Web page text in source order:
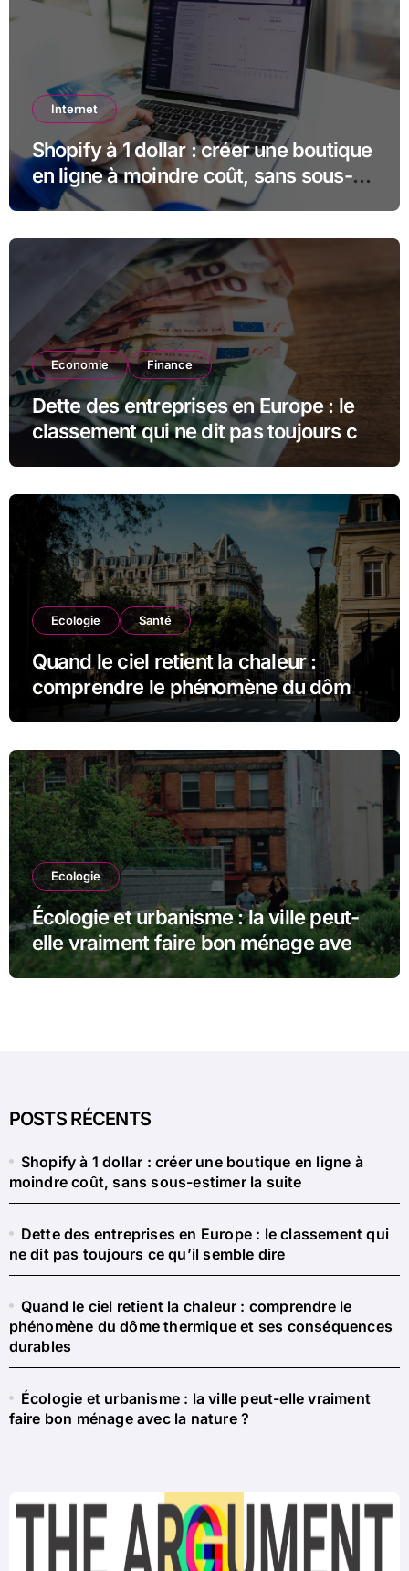
Internet
Shopify à 1 dollar : créer une boutique
en ligne à moindre coût, sans sous-
estimer la suite
Economie Finance
Dette des entreprises en Europe : le
classement qui ne dit pas toujours ce
qu’il semble dire
Ecologie Santé
Quand le ciel retient la chaleur :
comprendre le phénomène du dôme
thermique et ses conséquences
Ecologie
Écologie et urbanisme : la ville peut-
elle vraiment faire bon ménage avec
la nature ?
POSTS RÉCENTS
Shopify à 1 dollar : créer une boutique en ligne à
moindre coût, sans sous-estimer la suite
Dette des entreprises en Europe : le classement qui
ne dit pas toujours ce qu’il semble dire
Quand le ciel retient la chaleur : comprendre le
phénomène du dôme thermique et ses conséquences
durables
Écologie et urbanisme : la ville peut-elle vraiment
faire bon ménage avec la nature ?